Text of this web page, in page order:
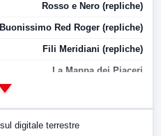
Rosso e Nero (repliche)
Buonissimo Red Roger (repliche)
Fili Meridiani (repliche)
La Mappa dei Piaceri
digitale terrestre